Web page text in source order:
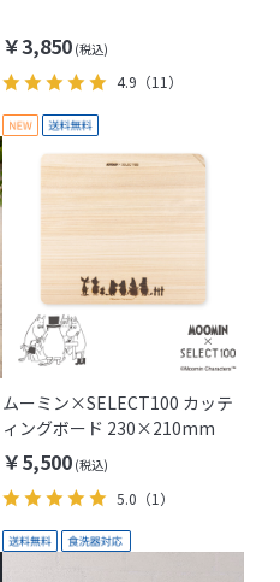
￥3,850
4.9 （11）
ムーミン×SELECT100 カッテ
ィングボード 230×210mm
￥5,500
5.0 （1）